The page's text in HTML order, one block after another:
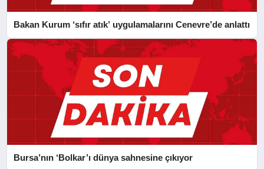
Bakan Kurum ‘sıfır atık’ uygulamalarını Cenevre’de anlattı
Bursa’nın ‘Bolkar’ı dünya sahnesine çıkıyor